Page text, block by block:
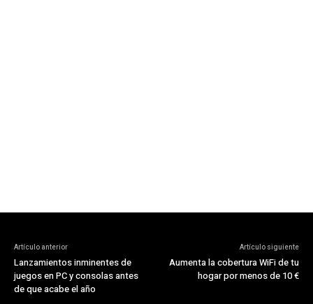
Artículo anterior
Lanzamientos inminentes de
juegos en PC y consolas antes
de que acabe el año
Artículo siguiente
Aumenta la cobertura WiFi de tu
hogar por menos de 10 €